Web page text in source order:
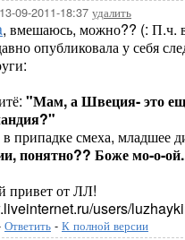
13-09-2011-18:37 удалить
, вмешаюсь, можно?? (: П.ч.
опубликовала у себя
"Мам, а Швеция- это
припадке смеха, младшее
понятно?? Боже мо-о-
привет от ЛЛ!
users/
Ответить - К полной версии